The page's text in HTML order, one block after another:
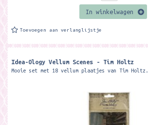
In winkelwagen
Toevoegen aan verlanglijstje
Idea-Ology Vellum Scenes - Tim Holtz
Mooie set met 18 vellum plaatjes van Tim Holtz.